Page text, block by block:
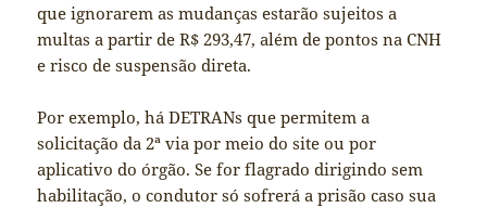
que ignorarem as mudanças estarão sujeitos a
multas a partir de R$ 293,47, além de pontos na CNH
e risco de suspensão direta.
Por exemplo, há DETRANs que permitem a
solicitação da 2ª via por meio do site ou por
aplicativo do órgão. Se for flagrado dirigindo sem
habilitação, o condutor só sofrerá a prisão caso sua